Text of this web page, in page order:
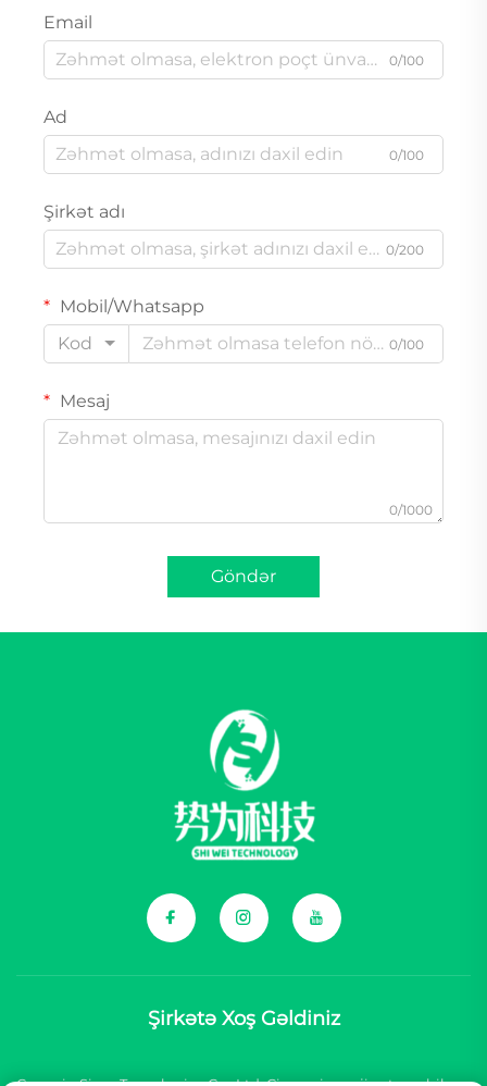
Email
0/100
Ad
0/100
Şirkət adı
0/200
Mobil/Whatsapp
Kod
0/100
Mesaj
0/1000
Göndər
Şirkətə Xoş Gəldiniz